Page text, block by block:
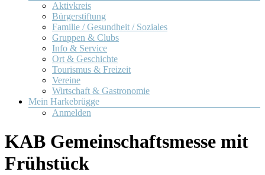
Aktivkreis
Bürgerstiftung
Familie / Gesundheit / Soziales
Gruppen & Clubs
Info & Service
Ort & Geschichte
Tourismus & Freizeit
Vereine
Wirtschaft & Gastronomie
Mein Harkebrügge
Anmelden
KAB Gemeinschaftsmesse mit
Frühstück